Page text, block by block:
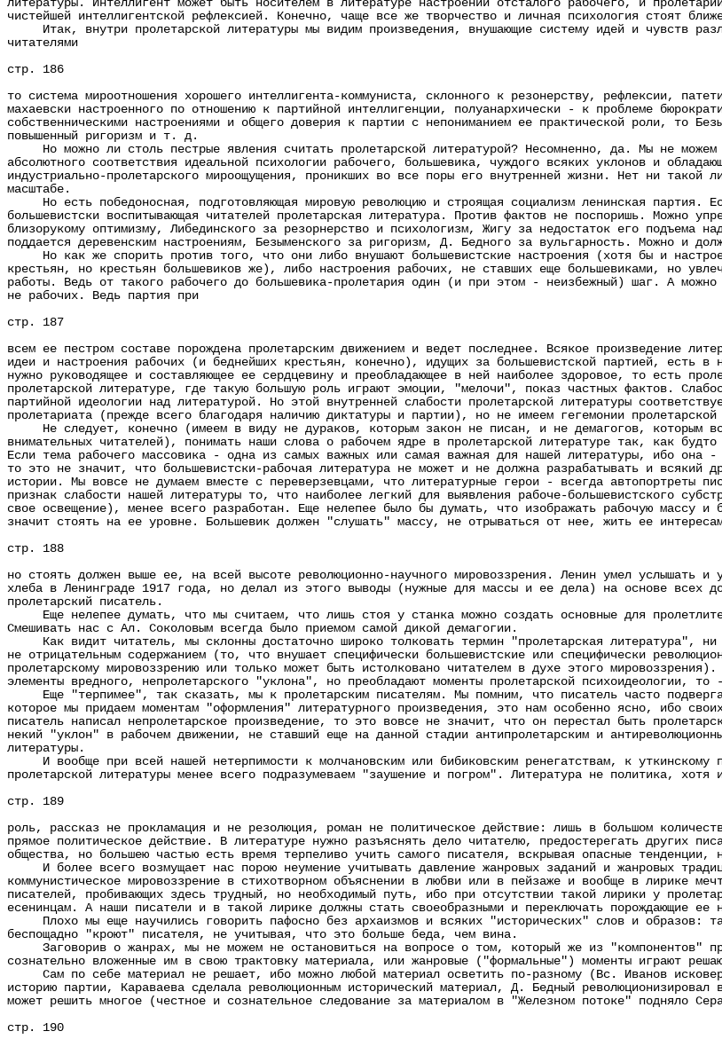
литературы. Интеллигент может быть носителем в литературе настроений отсталого рабочего, и
чистейшей интеллигентской рефлексией. Конечно, чаще все же творчество и личная психология стоят
Итак, внутри пролетарской литературы мы видим произведения, внушающие систему идей и чувств
читателями
стр. 186
то система мироотношения хорошего интеллигента-коммуниста, склонного к резонерству, рефлексии,
махаевски настроенного по отношению к партийной интеллигенции, полуанархически - к проблеме
собственническими настроениями и общего доверия к партии с непониманием ее практической роли, то
повышенный ригоризм и т. д.
Но можно ли столь пестрые явления считать пролетарской литературой? Несомненно, да. Мы не можем
абсолютного соответствия идеальной психологии рабочего, большевика, чуждого всяких уклонов и
индустриально-пролетарского мироощущения, проникших во все поры его внутренней жизни. Нет ни такой
масштабе.
Но есть победоносная, подготовляющая мировую революцию и строящая социализм ленинская партия.
большевистски воспитывающая читателей пролетарская литература. Против фактов не поспоришь. Можно
близорукому оптимизму, Либединского за резорнерство и психологизм, Жигу за недостаток его
поддается деревенским настроениям, Безыменского за ригоризм, Д. Бедного за вульгарность. Можно и
Но как же спорить против того, что они либо внушают большевистские настроения (хотя бы и
крестьян, но крестьян большевиков же), либо настроения рабочих, не ставших еще большевиками, но
работы. Ведь от такого рабочего до большевика-пролетария один (и при этом - неизбежный) шаг. А
не рабочих. Ведь партия при
стр. 187
всем ее пестром составе порождена пролетарским движением и ведет последнее. Всякое произведение
идеи и настроения рабочих (и беднейших крестьян, конечно), идущих за большевистской партией, есть в
нужно руководящее и составляющее ее сердцевину и преобладающее в ней наиболее здоровое, то есть
пролетарской литературе, где такую большую роль играют эмоции, "мелочи", показ частных фактов.
партийной идеологии над литературой. Но этой внутренней слабости пролетарской литературы
пролетариата (прежде всего благодаря наличию диктатуры и партии), но не имеем гегемонии пролетарской
Не следует, конечно (имеем в виду не дураков, которым закон не писан, и не демагогов, которым
внимательных читателей), понимать наши слова о рабочем ядре в пролетарской литературе так, как
Если тема рабочего массовика - одна из самых важных или самая важная для нашей литературы, ибо она
то это не значит, что большевистски-рабочая литература не может и не должна разрабатывать и всякий
истории. Мы вовсе не думаем вместе с переверзевцами, что литературные герои - всегда автопортреты
признак слабости нашей литературы то, что наиболее легкий для выявления рабоче-большевистского
свое освещение), менее всего разработан. Еще нелепее было бы думать, что изображать рабочую массу
значит стоять на ее уровне. Большевик должен "слушать" массу, не отрываться от нее, жить ее
стр. 188
но стоять должен выше ее, на всей высоте революционно-научного мировоззрения. Ленин умел услышать и
хлеба в Ленинграде 1917 года, но делал из этого выводы (нужные для массы и ее дела) на основе всех
пролетарский писатель.
Еще нелепее думать, что мы считаем, что лишь стоя у станка можно создать основные для
Смешивать нас с Ал. Соколовым всегда было приемом самой дикой демагогии.
Как видит читатель, мы склонны достаточно широко толковать термин "пролетарская литература",
не отрицательным содержанием (то, что внушает специфически большевистские или специфически
пролетарскому мировоззрению или только может быть истолковано читателем в духе этого
элементы вредного, непролетарского "уклона", но преобладают моменты пролетарской психоидеологии, то
Еще "терпимее", так сказать, мы к пролетарским писателям. Мы помним, что писатель часто
которое мы придаем моментам "оформления" литературного произведения, это нам особенно ясно, ибо
писатель написал непролетарское произведение, то это вовсе не значит, что он перестал быть
некий "уклон" в рабочем движении, не ставший еще на данной стадии антипролетарским и
литературы.
И вообще при всей нашей нетерпимости к молчановским или бибиковским ренегатствам, к уткинскому
пролетарской литературы менее всего подразумеваем "заушение и погром". Литература не политика, хотя
стр. 189
роль, рассказ не прокламация и не резолюция, роман не политическое действие: лишь в большом
прямое политическое действие. В литературе нужно разъяснять дело читателю, предостерегать других
общества, но большею частью есть время терпеливо учить самого писателя, вскрывая опасные тенденции,
И более всего возмущает нас порою неумение учитывать давление жанровых заданий и жанровых
коммунистическое мировоззрение в стихотворном объяснении в любви или в пейзаже и вообще в лирике
писателей, пробивающих здесь трудный, но необходимый путь, ибо при отсутствии такой лирики у
есенинцам. А наши писатели и в такой лирике должны стать своеобразными и переключать порождающие ее
Плохо мы еще научились говорить пафосно без архаизмов и всяких "исторических" слов и образов:
беспощадно "кроют" писателя, не учитывая, что это больше беда, чем вина.
Заговорив о жанрах, мы не можем не остановиться на вопросе о том, который же из "компонентов"
сознательно вложенные им в свою трактовку материала, или жанровые ("формальные") моменты играют
Сам по себе материал не решает, ибо можно любой материал осветить по-разному (Вс. Иванов
историю партии, Караваева сделала революционным исторический материал, Д. Бедный
может решить многое (честное и сознательное следование за материалом в "Железном потоке" подняло
стр. 190